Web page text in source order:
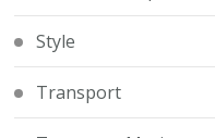
Style
Transport